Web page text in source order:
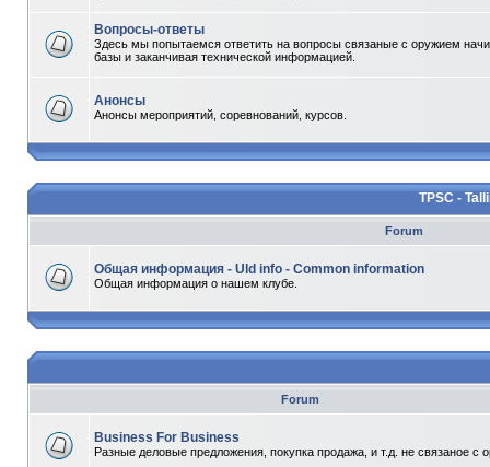
Вопросы-ответы
Здесь мы попытаемся ответить на вопросы связаные с оружием
базы и заканчивая технической информацией.
Анонсы
Анонсы мероприятий, соревнований, курсов.
TPSC -
Forum
Общая информация - Uld info - Common information
Общая информация о нашем клубе.
Forum
Business For Business
Разные деловые предложения, покупка продажа, и т.д. не связаное с